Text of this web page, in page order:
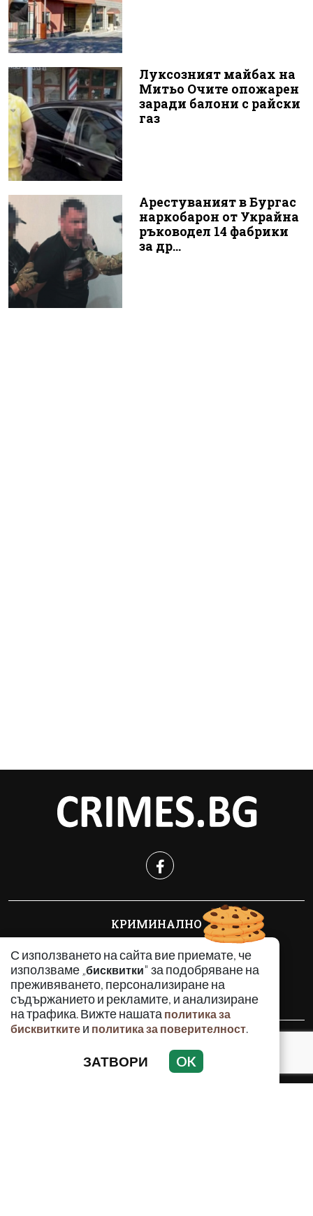
Луксозният майбах на
Митьо Очите опожарен
заради балони с райски
газ
Арестуваният в Бургас
наркобарон от Украйна
ръководел 14 фабрики
за др...
С използването на сайта вие приемате, че
използваме „бисквитки" за подобряване на
преживяването, персонализиране на
съдържанието и рекламите, и анализиране
на трафика. Вижте нашата политика за
бисквитките и политика за поверителност.
ЗАТВОРИ OK
КРИМИНАЛНО
ИНЦИДЕНТИ
АНАЛИЗИ
ПО СВЕТА
ВОДЕЩИ ТЕМИ
Използването и публикуването на част или цялото
съдържание на Crimes.BG без разрешение на Медийна
група Асмара ЕООД е забранено.